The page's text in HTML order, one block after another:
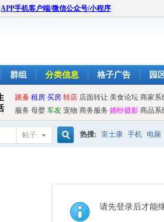
APP手机客户端/微信公众号/小程序
群组 分类信息 格子广告 园
帖子 热搜: 富士康 手机 电脑
请先登录后才能